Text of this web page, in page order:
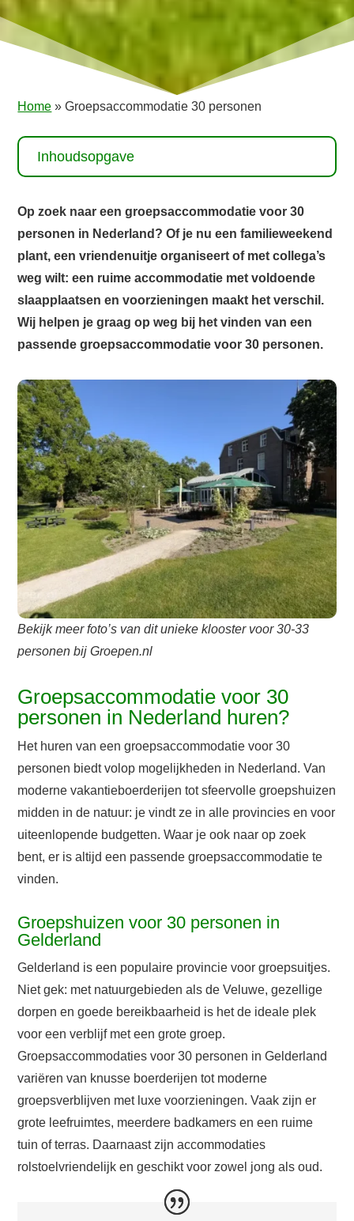
Home »Groepsaccommodatie 30 personen
Inhoudsopgave
Op zoek naar een groepsaccommodatie voor 30
personen in Nederland? Of je nu een familieweekend
plant, een vriendenuitje organiseert of met collega’s
weg wilt: een ruime accommodatie met voldoende
slaapplaatsen en voorzieningen maakt het verschil.
Wij helpen je graag op weg bij het vinden van een
passende groepsaccommodatie voor 30 personen.
Bekijk meer foto’s van dit unieke klooster voor 30-33
personen bij Groepen.nl
Groepsaccommodatie voor 30
personen in Nederland huren?
Het huren van een groepsaccommodatie voor 30
personen biedt volop mogelijkheden in Nederland. Van
moderne vakantieboerderijen tot sfeervolle groepshuizen
midden in de natuur: je vindt ze in alle provincies en voor
uiteenlopende budgetten. Waar je ook naar op zoek
bent, er is altijd een passende groepsaccommodatie te
vinden.
Groepshuizen voor 30 personen in
Gelderland
Gelderland is een populaire provincie voor groepsuitjes.
Niet gek: met natuurgebieden als de Veluwe, gezellige
dorpen en goede bereikbaarheid is het de ideale plek
voor een verblijf met een grote groep.
Groepsaccommodaties voor 30 personen in Gelderland
variëren van knusse boerderijen tot moderne
groepsverblijven met luxe voorzieningen. Vaak zijn er
grote leefruimtes, meerdere badkamers en een ruime
tuin of terras. Daarnaast zijn accommodaties
rolstoelvriendelijk en geschikt voor zowel jong als oud.